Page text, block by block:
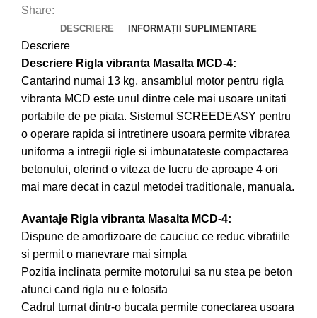
Share:
DESCRIERE INFORMAȚII SUPLIMENTARE
Descriere
Descriere Rigla vibranta Masalta MCD-4:
Cantarind numai 13 kg, ansamblul motor pentru rigla
vibranta MCD este unul dintre cele mai usoare unitati
portabile de pe piata. Sistemul SCREEDEASY pentru
o operare rapida si intretinere usoara permite vibrarea
uniforma a intregii rigle si imbunatateste compactarea
betonului, oferind o viteza de lucru de aproape 4 ori
mai mare decat in cazul metodei traditionale, manuala.
Avantaje Rigla vibranta Masalta MCD-4:
Dispune de amortizoare de cauciuc ce reduc vibratiile
si permit o manevrare mai simpla
Pozitia inclinata permite motorului sa nu stea pe beton
atunci cand rigla nu e folosita
Cadrul turnat dintr-o bucata permite conectarea usoara